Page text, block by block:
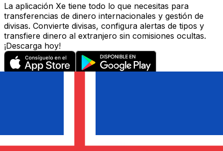
La aplicación Xe tiene todo lo que necesitas para
transferencias de dinero internacionales y gestión de
divisas. Convierte divisas, configura alertas de tipos y
transfiere dinero al extranjero sin comisiones ocultas.
¡Descarga hoy!